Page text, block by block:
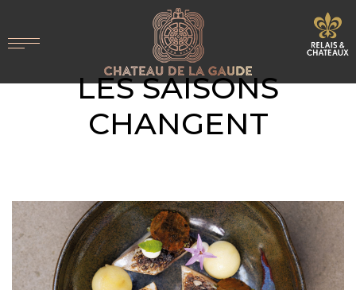
LES SAISONS
CHANGENT